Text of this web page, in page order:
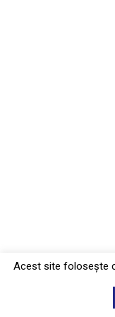
Acest site foloseşte